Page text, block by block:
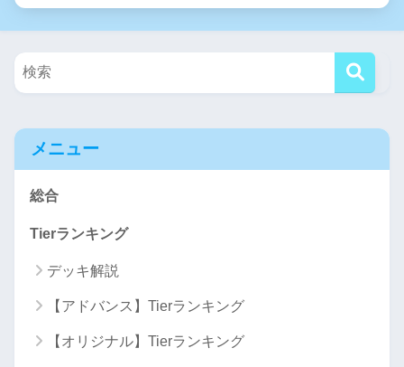
メニュー
総合
Tierランキング
デッキ解説
【アドバンス】Tierランキング
【オリジナル】Tierランキング